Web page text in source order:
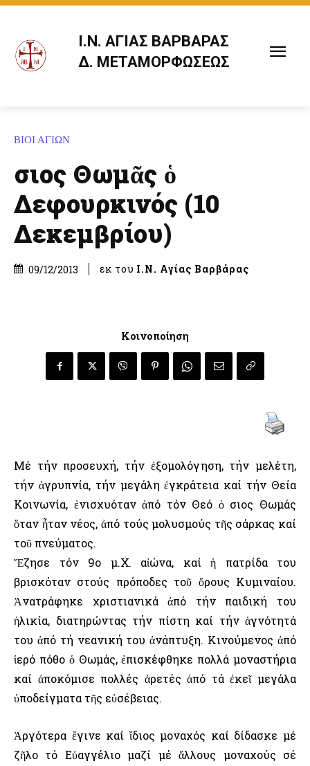
Ι.Ν. ΑΓΙΑΣ ΒΑΡΒΑΡΑΣ
Δ. ΜΕΤΑΜΟΡΦΩΣΕΩΣ
ΒΙΟΙ ΑΓΙΩΝ
Ὅσιος Θωμᾶς ὁ
Δεφουρκινός (10
Δεκεμβρίου)
09/12/2013 εκ του Ι.Ν. Αγίας Βαρβάρας
Κοινοποίηση
Μέ τήν προσευχή, τήν ἐξομολόγηση, τήν μελέτη,
τήν ἀγρυπνία, τήν μεγάλη ἐγκράτεια καί τήν Θεία
Κοινωνία, ἐνισχυόταν ἀπό τόν Θεό ὁ Ὅσιος Θωμάς
ὅταν ἦταν νέος, ἀπό τούς μολυσμούς τῆς σάρκας καί
τοῦ πνεύματος.
Ἔζησε τόν 9ο μ.Χ. αἰώνα, καί ἡ πατρίδα του
βρισκόταν στούς πρόποδες τοῦ ὄρους Κυμιναίου.
Ἀνατράφηκε χριστιανικά ἀπό τήν παιδική του
ἡλικία, διατηρώντας τήν πίστη καί τήν ἁγνότητά
του ἀπό τή νεανική του ἀνάπτυξη. Κινούμενος ἀπό
ἱερό πόθο ὁ Θωμάς, ἐπισκέφθηκε πολλά μοναστήρια
καί ἀποκόμισε πολλές ἀρετές ἀπό τά ἐκεῖ μεγάλα
ὑποδείγματα τῆς εὐσέβειας.
Ἀργότερα ἔγινε καί ἴδιος μοναχός καί δίδασκε μέ
ζῆλο τό Εὐαγγέλιο μαζί μέ ἄλλους μοναχούς σέ